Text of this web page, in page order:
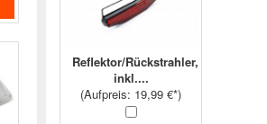
Reflektor/Rückstrahler,
inkl....
(Aufpreis: 19,99 €*)